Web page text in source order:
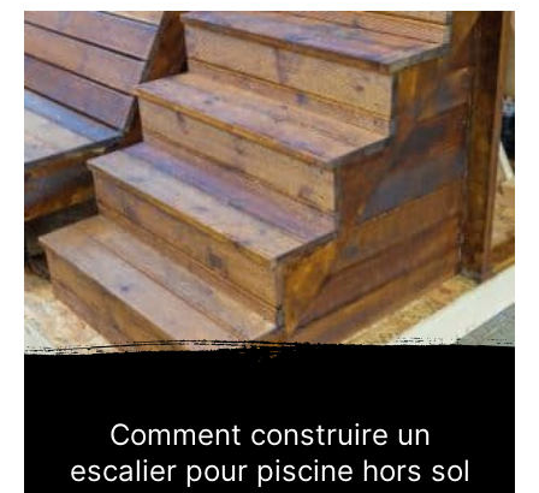
Comment construire un
escalier pour piscine hors sol